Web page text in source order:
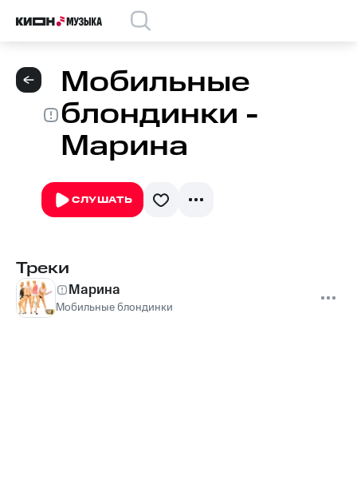
Мобильные
блондинки -
Марина
СЛУШАТЬ
Треки
Марина
Мобильные блондинки